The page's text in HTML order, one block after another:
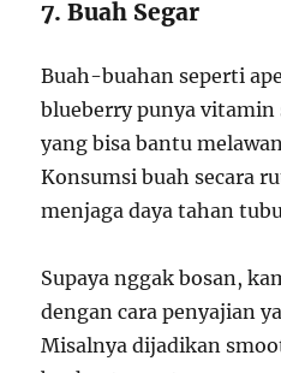
7. Buah Segar
Buah-buahan seperti
blueberry punya
yang bisa bantu
Konsumsi buah secara
menjaga daya tahan
Supaya nggak bosan,
dengan cara penyajian
Misalnya dijadikan